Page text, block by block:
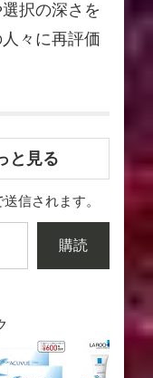
択の深さを
々に再評価
と見る
信されます。
購読